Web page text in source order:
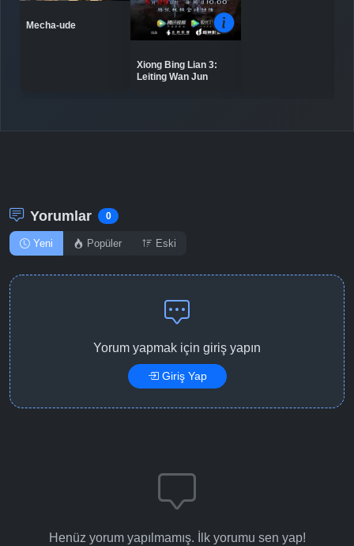
Mecha-ude
Xiong Bing Lian 3:
Leiting Wan Jun
Yorumlar 0
Yeni Popüler Eski
Yorum yapmak için giriş yapın
Giriş Yap
Henüz yorum yapılmamış. İlk yorumu sen yap!